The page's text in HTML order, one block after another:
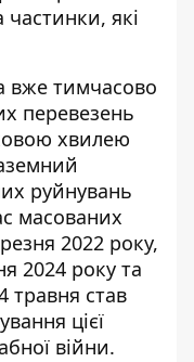
які
вже тимчасово
перевезень
хвилею
руйнувань
масованих
2022 року,
2024 року та
травня став
цієї
війни.